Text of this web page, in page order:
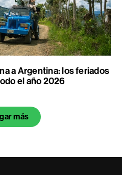
a Argentina: los feriados
el año 2026
más